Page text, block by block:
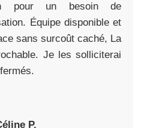
pour un besoin de
Équipe disponible et
sans surcoût caché, La
Je les solliciterai
P.